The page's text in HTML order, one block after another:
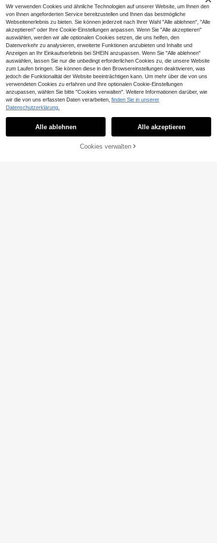
Sorry, dieses Produkt ist ausverkauft.
Ähnliche vorrätige Artikel anzeigen Alle ansehen
AUSVERKAUFT
Wir verwenden Cookies und ähnliche Technologien auf unserer Website, um Ihnen den
von Ihnen angeforderten Service bereitzustellen und Ihnen das bestmögliche
Webseitenerlebnis zu bieten. Sie können jederzeit nach Ihrer Wahl "Alle ablehnen", "Alle
akzeptieren" oder Ihre Cookie-Einstellungen anpassen. Wenn Sie "Alle akzeptieren"
auswählen, werden wir alle optionalen Cookies setzen, die uns helfen, den
Datenverkehr zu analysieren, erweiterte Funktionen anzubieten und Inhalte und
Anzeigen an Ihr Einkaufserlebnis bei SHEIN anzupassen. Wenn Sie "Alle ablehnen"
auswählen, lassen Sie nur die unbedingt erforderlichen Cookies zu, die unsere Website
zum Laufen bringen. Sie können diese in den Browsereinstellungen deaktivieren, was
jedoch die Funktionalität der Website beeinträchtigen kann. Um mehr über die von uns
verwendeten Cookies zu erfahren und Ihre optionalen Cookie-Einstellungen
anzupassen, wählen Sie bitte "Cookies verwalten". Weitere Informationen darüber, wie
wir die von uns erfassten Daten verarbeiten, finden Sie in unserer
Datenschutzerklärung.
Alle ablehnen Alle akzeptieren
Cookies verwalten